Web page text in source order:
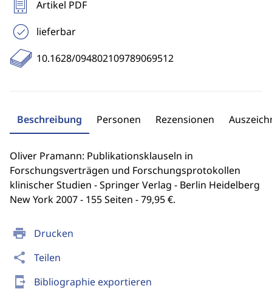
print Drucken
share Teilen
send_to_mobile Bibliographie exportieren
Artikel PDF
lieferbar
10.1628/094802109789069512
Beschreibung Personen Rezensionen
Oliver Pramann: Publikationsklauseln in
Forschungsverträgen und Forschungsprotokollen
klinischer Studien - Springer Verlag - Berlin Heidelberg
New York 2007 - 155 Seiten - 79,95 €.